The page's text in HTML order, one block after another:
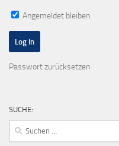
Angemeldet bleiben
Passwort zurücksetzen
SUCHE:
Suchen